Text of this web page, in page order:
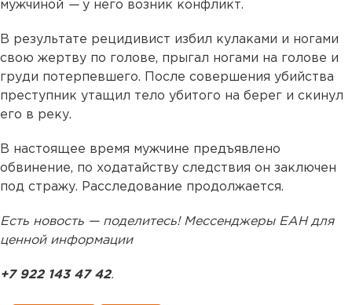
мужчиной — у него возник конфликт.
В результате рецидивист избил кулаками и ногами
свою жертву по голове, прыгал ногами на голове и
груди потерпевшего. После совершения убийства
преступник утащил тело убитого на берег и скинул
его в реку.
В настоящее время мужчине предъявлено
обвинение, по ходатайству следствия он заключен
под стражу. Расследование продолжается.
Есть новость — поделитесь! Мессенджеры ЕАН для
ценной информации
+7 922 143 47 42.